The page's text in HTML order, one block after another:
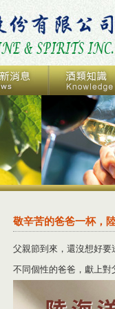
敬辛苦的爸爸一杯，
父親節到來，還沒想好
不同個性的爸爸，獻上對